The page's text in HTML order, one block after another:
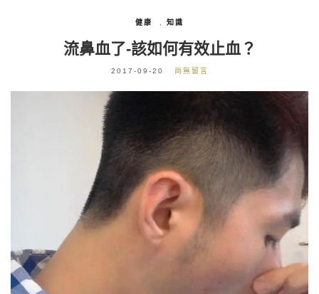
健康 知識
流鼻血了-該如何有效止血？
2017-09-20 尚無留言